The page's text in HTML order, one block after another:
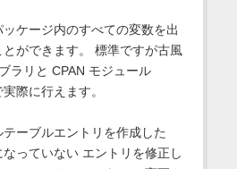
ケージ内のすべての変数を出
ができます。 標準ですが古風
ラリと CPAN モジュール
際に行えます。
ーブルエントリを作成した
っていない エントリを修正し